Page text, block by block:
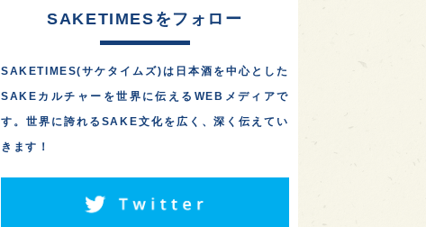
SAKETIMESをフォロー
SAKETIMES(サケタイムズ)は日本酒を中心とした
SAKEカルチャーを世界に伝えるWEBメディアで
す。世界に誇れるSAKE文化を広く、深く伝えてい
きます！